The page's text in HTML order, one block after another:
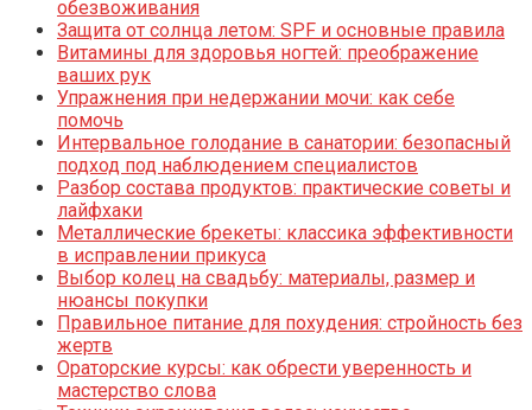
обезвоживания
Защита от солнца летом: SPF и основные правила
Витамины для здоровья ногтей: преображение
ваших рук
Упражнения при недержании мочи: как себе
помочь
Интервальное голодание в санатории: безопасный
подход под наблюдением специалистов
Разбор состава продуктов: практические советы и
лайфхаки
Металлические брекеты: классика эффективности
в исправлении прикуса
Выбор колец на свадьбу: материалы, размер и
нюансы покупки
Правильное питание для похудения: стройность без
жертв
Ораторские курсы: как обрести уверенность и
мастерство слова